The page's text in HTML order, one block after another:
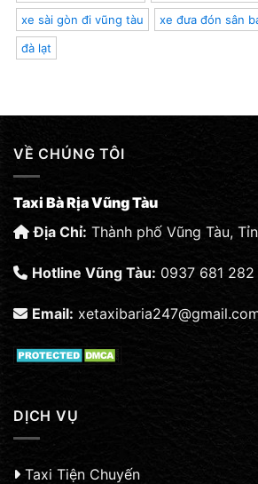
xe sài gòn đi vũng tàu
xe đưa đón sân
đà lạt
VỀ CHÚNG TÔI
Taxi Bà Rịa Vũng Tàu
Địa Chỉ: Thành phố Vũng Tàu,
Hotline Vũng Tàu: 0937 681 282
Email:
DỊCH VỤ
Taxi Tiện Chuyến